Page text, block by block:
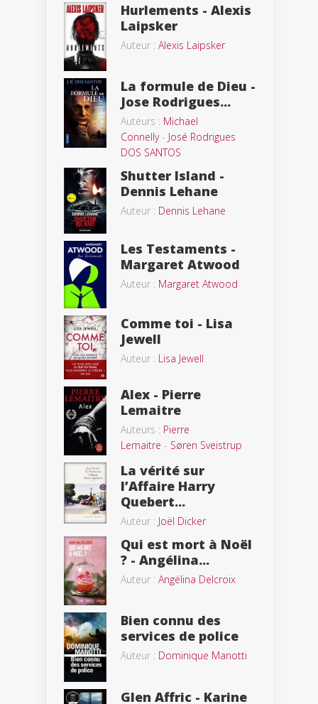
Hurlements - Alexis
Laipsker
Auteur : Alexis Laipsker
La formule de Dieu -
Jose Rodrigues...
Auteurs : Michael
Connelly- José Rodrigues
DOS SANTOS
Shutter Island -
Dennis Lehane
Auteur : Dennis Lehane
Les Testaments -
Margaret Atwood
Auteur : Margaret Atwood
Comme toi - Lisa
Jewell
Auteur : Lisa Jewell
Alex - Pierre
Lemaitre
Auteurs : Pierre
Lemaitre - Søren Sveistrup
La vérité sur
l’Affaire Harry
Quebert...
Auteur : Joël Dicker
Qui est mort à Noël
? - Angélina...
Auteur : Angélina Delcroix
Bien connu des
services de police
Auteur : Dominique Manotti
Glen Affric - Karine